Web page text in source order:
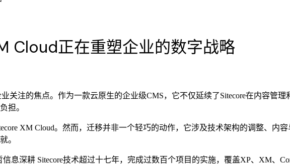
Cloud正在重塑企业的数字战略
关注的焦点。作为一款云原生的企业级CMS，它不仅延续了Sitecore在内容管
担。
XM Cloud。然而，迁移并非一个轻巧的动作，它涉及技术架构的调整、内
。
信息深耕 Sitecore技术超过十七年，完成过数百个项目的实施，覆盖XP、XM、